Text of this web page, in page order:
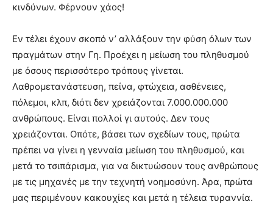
κινδύνων. Φέρνουν χάος!
Εν τέλει έχουν σκοπό ν’ αλλάξουν την φύση όλων των
πραγμάτων στην Γη. Προέχει η μείωση του πληθυσμού
με όσους περισσότερο τρόπους γίνεται.
Λαθρομετανάστευση, πείνα, φτώχεια, ασθένειες,
πόλεμοι, κλπ, διότι δεν χρειάζονται 7.000.000.000
ανθρώπους. Είναι πολλοί γι αυτούς. Δεν τους
χρειάζονται. Οπότε, βάσει των σχεδίων τους, πρώτα
πρέπει να γίνει η γενναία μείωση του πληθυσμού, και
μετά το τσιπάρισμα, για να δικτυώσουν τους ανθρώπους
με τις μηχανές με την τεχνητή νοημοσύνη. Άρα, πρώτα
μας περιμένουν κακουχίες και μετά η τέλεια τυραννία.